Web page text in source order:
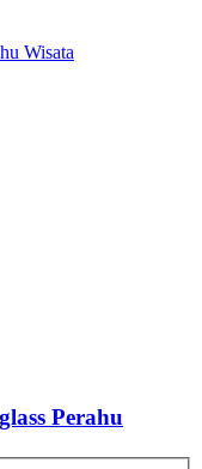
Wisata
Perahu